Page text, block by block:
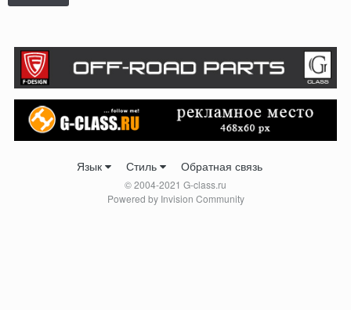
Язык Стиль Обратная связь
© 2004-2021 G-class.ru
Powered by Invision Community